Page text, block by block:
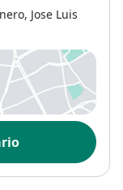
, Jose Luis
una nueva